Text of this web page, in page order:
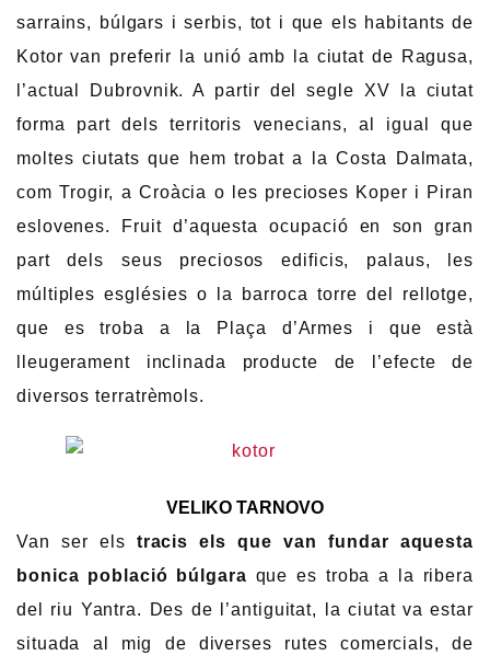
sarrains, búlgars i serbis, tot i que els habitants de
Kotor van preferir la unió amb la ciutat de Ragusa,
l’actual Dubrovnik. A partir del segle XV la ciutat
forma part dels territoris venecians, al igual que
moltes ciutats que hem trobat a la Costa Dalmata,
com Trogir, a Croàcia o les precioses Koper i Piran
eslovenes. Fruit d’aquesta ocupació en son gran
part dels seus preciosos edificis, palaus, les
múltiples esglésies o la barroca torre del rellotge,
que es troba a la Plaça d’Armes i que està
lleugerament inclinada producte de l’efecte de
diversos terratrèmols.
VELIKO TARNOVO
Van ser els tracis els que van fundar aquesta
bonica població búlgara que es troba a la ribera
del riu Yantra. Des de l’antiguitat, la ciutat va estar
situada al mig de diverses rutes comercials, de